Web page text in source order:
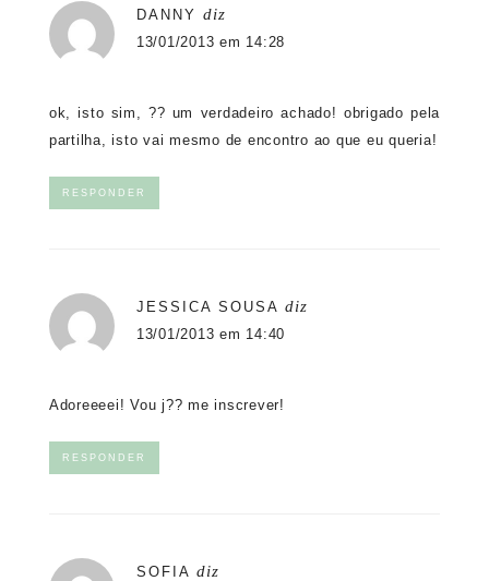
DANNY diz
13/01/2013 em 14:28
ok, isto sim, ?? um verdadeiro achado! obrigado pela
partilha, isto vai mesmo de encontro ao que eu queria!
RESPONDER
JESSICA SOUSA diz
13/01/2013 em 14:40
Adoreeeei! Vou j?? me inscrever!
RESPONDER
SOFIA diz